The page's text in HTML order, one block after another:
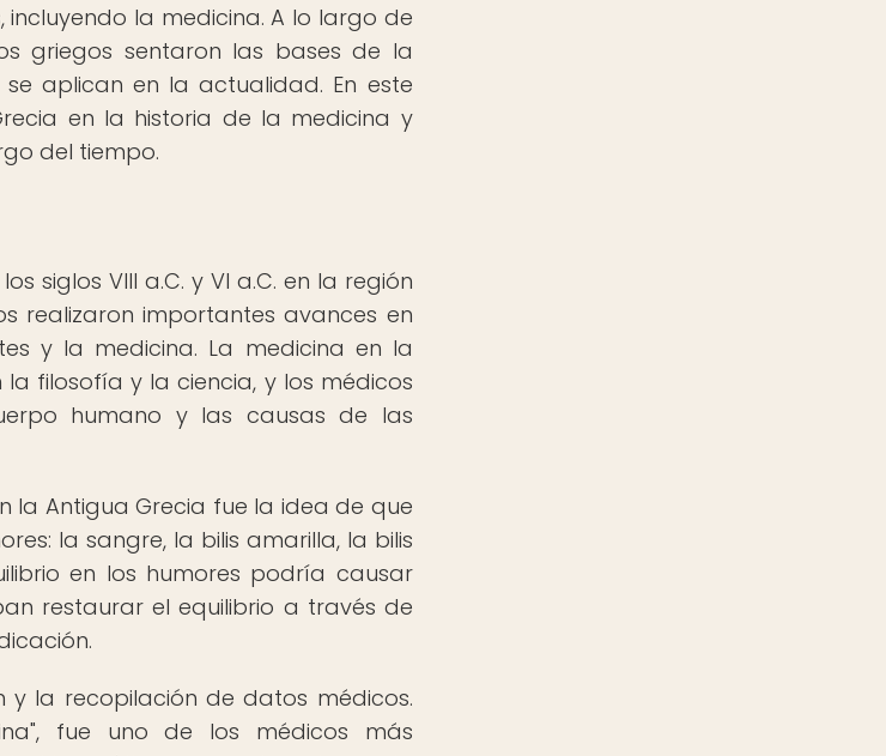
la medicina. A lo largo de
griegos sentaron las bases de la
aplican en la actualidad. En este
en la historia de la medicina y
del tiempo.
siglos VIII a.C. y VI a.C. en la región
realizaron importantes avances en
y la medicina. La medicina en la
filosofía y la ciencia, y los médicos
humano y las causas de las
la Antigua Grecia fue la idea de que
la sangre, la bilis amarilla, la bilis
en los humores podría causar
restaurar el equilibrio a través de
y la recopilación de datos médicos.
fue uno de los médicos más